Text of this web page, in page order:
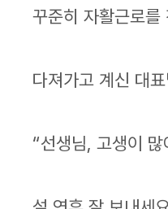
꾸준히 자활근로를
다져가고 계신 대
“선생님, 고생이